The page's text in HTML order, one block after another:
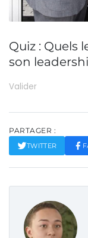
Quiz : Quels
son
Valider
PARTAGER :
TWITTER